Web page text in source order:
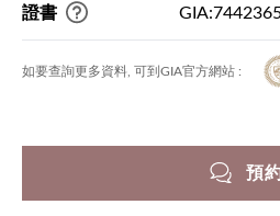
證書
如要查詢更多資料, 可到GIA官方網站 :
預